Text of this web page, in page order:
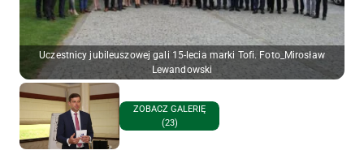
Uczestnicy jubileuszowej gali 15-lecia marki Tofi. Foto_Mirosław
Lewandowski
ZOBACZ GALERIĘ
(23)